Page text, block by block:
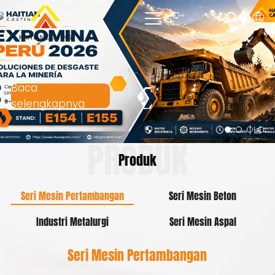
Baca
selengkapnya
PRODUK
Produk
Seri Mesin Pertambangan
Seri Mesin Beton
Industri Metalurgi
Seri Mesin Aspal
Seri Mesin Pertambangan